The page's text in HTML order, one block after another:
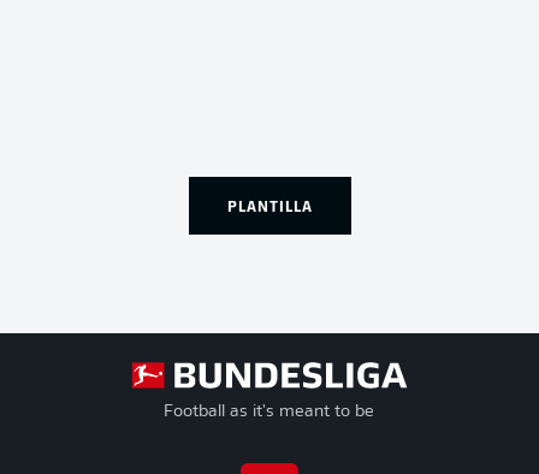
PLANTILLA
Football as it's meant to be